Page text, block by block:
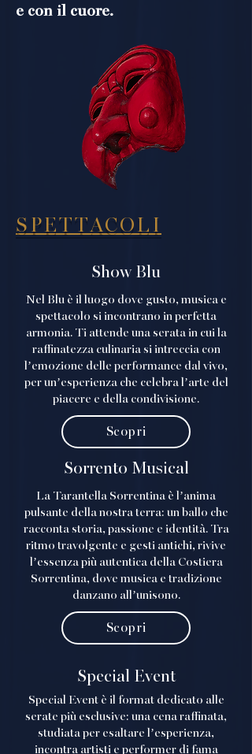
e con il cuore.
SPETTACOLI
Show Blu
Nel Blu è il luogo dove gusto, musica e
spettacolo si incontrano in perfetta
armonia. Ti attende una serata in cui la
raffinatezza culinaria si intreccia con
l’emozione delle performance dal vivo,
per un’esperienza che celebra l’arte del
piacere e della condivisione.
Scopri
Sorrento Musical
La Tarantella Sorrentina è l’anima
pulsante della nostra terra: un ballo che
racconta storia, passione e identità. Tra
ritmo travolgente e gesti antichi, rivive
l’essenza più autentica della Costiera
Sorrentina, dove musica e tradizione
danzano all’unisono.
Scopri
Special Event
Special Event è il format dedicato alle
serate più esclusive: una cena raffinata,
studiata per esaltare l’esperienza,
incontra artisti e performer di fama